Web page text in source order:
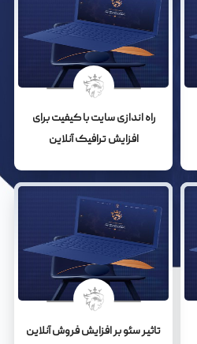
راه اندازی سایت با کیفیت برای
افزایش ترافیک آنلاین
تاثیر سئو بر افزایش فروش آنلاین